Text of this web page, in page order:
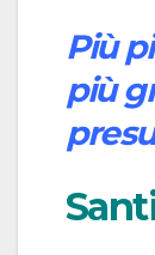
Più
più